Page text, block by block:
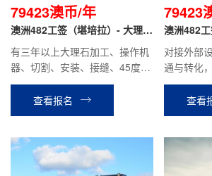
79423澳币/年
澳洲482工签（堪培拉）- 大理石
有三年以上大理石加工、操作机
器、切割、安装、接缝、45度拼
接、抛光等经验，有驾照。
查看报名
79423
澳洲482
对接外部
通与转化
以及基础
司做过设
公司工作
查看